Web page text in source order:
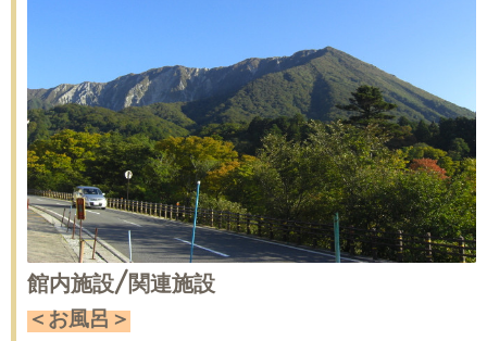
館内施設/関連施設
＜お風呂＞